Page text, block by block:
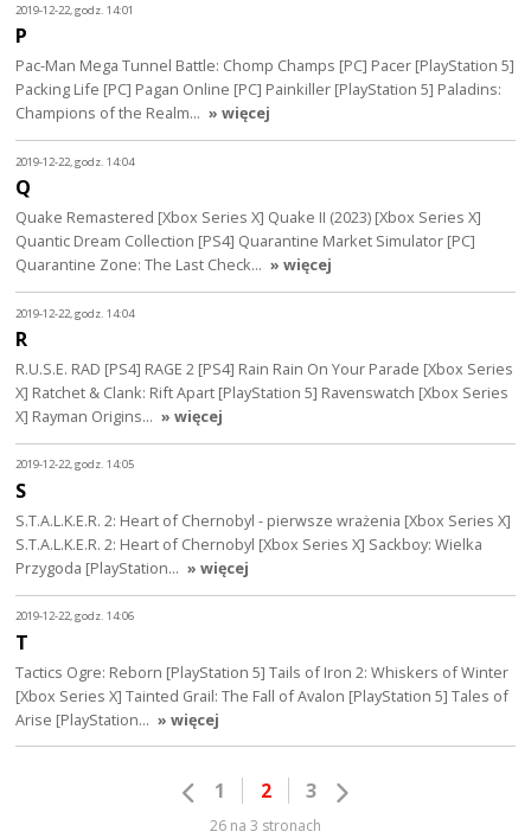
2019-12-22, godz. 14:01
P
Pac-Man Mega Tunnel Battle: Chomp Champs [PC] Pacer [PlayStation 5]
Packing Life [PC] Pagan Online [PC] Painkiller [PlayStation 5] Paladins:
Champions of the Realm… » więcej
2019-12-22, godz. 14:04
Q
Quake Remastered [Xbox Series X] Quake II (2023) [Xbox Series X]
Quantic Dream Collection [PS4] Quarantine Market Simulator [PC]
Quarantine Zone: The Last Check… » więcej
2019-12-22, godz. 14:04
R
R.U.S.E. RAD [PS4] RAGE 2 [PS4] Rain Rain On Your Parade [Xbox Series
X] Ratchet & Clank: Rift Apart [PlayStation 5] Ravenswatch [Xbox Series
X] Rayman Origins… » więcej
2019-12-22, godz. 14:05
S
S.T.A.L.K.E.R. 2: Heart of Chernobyl - pierwsze wrażenia [Xbox Series X]
S.T.A.L.K.E.R. 2: Heart of Chernobyl [Xbox Series X] Sackboy: Wielka
Przygoda [PlayStation… » więcej
2019-12-22, godz. 14:06
T
Tactics Ogre: Reborn [PlayStation 5] Tails of Iron 2: Whiskers of Winter
[Xbox Series X] Tainted Grail: The Fall of Avalon [PlayStation 5] Tales of
Arise [PlayStation… » więcej
1 2 3
26 na 3 stronach